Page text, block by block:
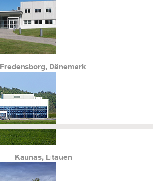
Fredensborg, Dänemark
Kaunas, Litauen